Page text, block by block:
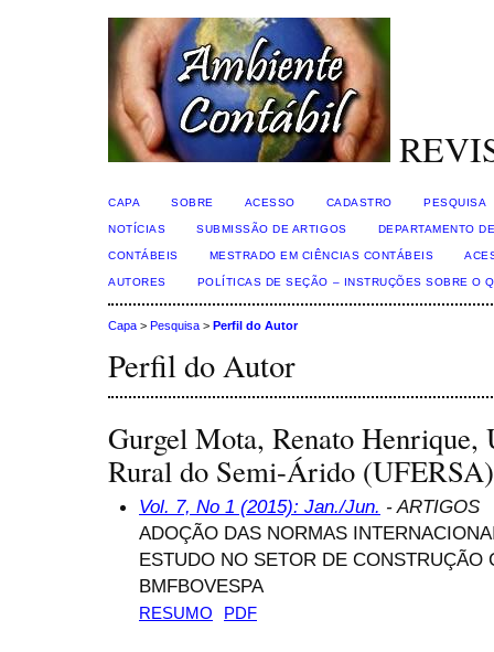
CAPA SOBRE ACESSO CADASTRO PESQUISA
NOTÍCIAS SUBMISSÃO DE ARTIGOS DEPARTAMENTO
CONTÁBEIS MESTRADO EM CIÊNCIAS CONTÁBEIS
AUTORES POLÍTICAS DE SEÇÃO – INSTRUÇÕES SOBRE O
Capa > Pesquisa > Perfil do Autor
Perfil do Autor
Gurgel Mota, Renato Henrique,
Rural do Semi-Árido
Vol. 7, No 1 (2015): Jan./Jun. - ARTIGOS
ADOÇÃO DAS NORMAS
ESTUDO NO SETOR DE CONSTRUÇÃO
BMFBOVESPA
RESUMO PDF